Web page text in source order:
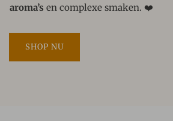
aroma’s en complexe smaken. ❤️
SHOP NU